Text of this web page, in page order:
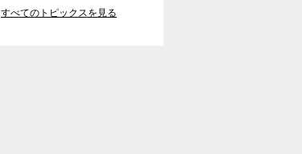
すべてのトピックスを見る